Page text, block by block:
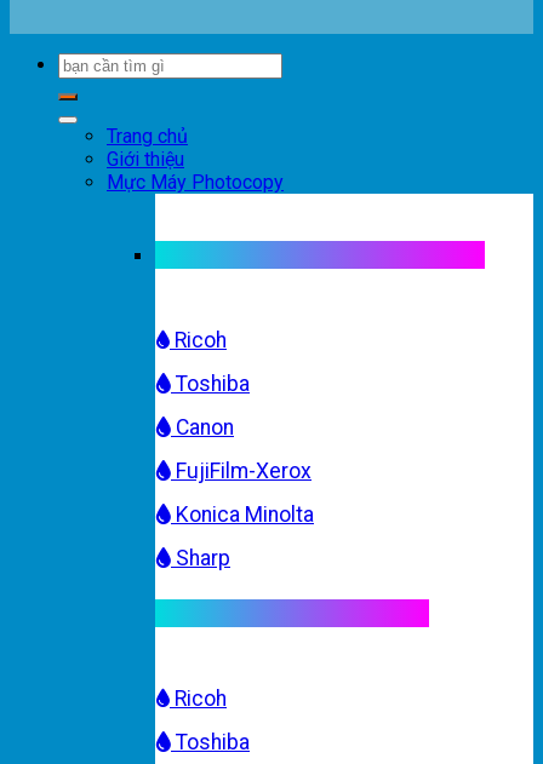
Trang chủ
Giới thiệu
Mực Máy Photocopy
Ricoh
Toshiba
Canon
FujiFilm-Xerox
Konica Minolta
Sharp
Ricoh
Toshiba